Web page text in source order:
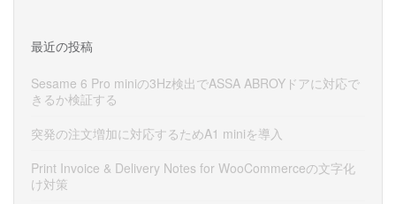
最近の投稿
Sesame 6 Pro miniの3Hz検出でASSA ABROYドアに対応で
きるか検証する
突発の注文増加に対応するためA1 miniを導入
Print Invoice & Delivery Notes for WooCommerceの文字化
け対策